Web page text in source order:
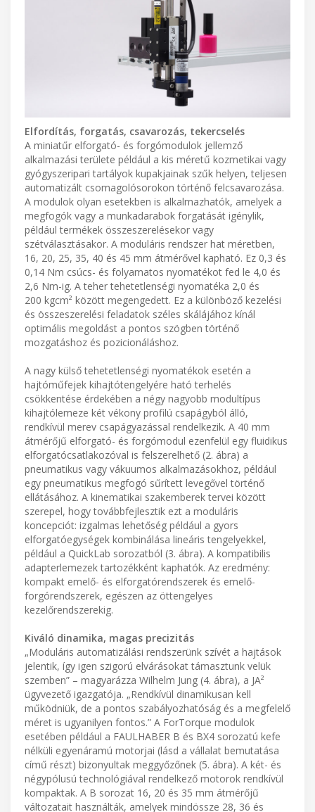
Elfordítás, forgatás, csavarozás, tekercselés
A miniatűr elforgató- és forgómodulok jellemző
alkalmazási területe például a kis méretű kozmetikai vagy
gyógyszeripari tartályok kupakjainak szűk helyen, teljesen
automatizált csomagolósorokon történő felcsavarozása.
A modulok olyan esetekben is alkalmazhatók, amelyek a
megfogók vagy a munkadarabok forgatását igénylik,
például termékek összeszerelésekor vagy
szétválasztásakor. A moduláris rendszer hat méretben,
16, 20, 25, 35, 40 és 45 mm átmérővel kapható. Ez 0,3 és
0,14 Nm csúcs- és folyamatos nyomatékot fed le 4,0 és
2,6 Nm-ig. A teher tehetetlenségi nyomatéka 2,0 és
200 kgcm² között megengedett. Ez a különböző kezelési
és összeszerelési feladatok széles skálájához kínál
optimális megoldást a pontos szögben történő
mozgatáshoz és pozicionáláshoz.
A nagy külső tehetetlenségi nyomatékok esetén a
hajtóműfejek kihajtótengelyére ható terhelés
csökkentése érdekében a négy nagyobb modultípus
kihajtólemeze két vékony profilú csapágyból álló,
rendkívül merev csapágyazással rendelkezik. A 40 mm
átmérőjű elforgató- és forgómodul ezenfelül egy fluidikus
elforgatócsatlakozóval is felszerelhető (2. ábra) a
pneumatikus vagy vákuumos alkalmazásokhoz, például
egy pneumatikus megfogó sűrített levegővel történő
ellátásához. A kinematikai szakemberek tervei között
szerepel, hogy továbbfejlesztik ezt a moduláris
koncepciót: izgalmas lehetőség például a gyors
elforgatóegységek kombinálása lineáris tengelyekkel,
például a QuickLab sorozatból (3. ábra). A kompatibilis
adapterlemezek tartozékként kaphatók. Az eredmény:
kompakt emelő- és elforgatórendszerek és emelő-
forgórendszerek, egészen az öttengelyes
kezelőrendszerekig.
Kiváló dinamika, magas precizitás
„Moduláris automatizálási rendszerünk szívét a hajtások
jelentik, így igen szigorú elvárásokat támasztunk velük
szemben” – magyarázza Wilhelm Jung (4. ábra), a JA²
ügyvezető igazgatója. „Rendkívül dinamikusan kell
működniük, de a pontos szabályozhatóság és a megfelelő
méret is ugyanilyen fontos.” A ForTorque modulok
esetében például a FAULHABER B és BX4 sorozatú kefe
nélküli egyenáramú motorjai (lásd a vállalat bemutatása
című részt) bizonyultak meggyőzőnek (5. ábra). A két- és
négypólusú technológiával rendelkező motorok rendkívül
kompaktak. A B sorozat 16, 20 és 35 mm átmérőjű
változatait használták, amelyek mindössze 28, 36 és